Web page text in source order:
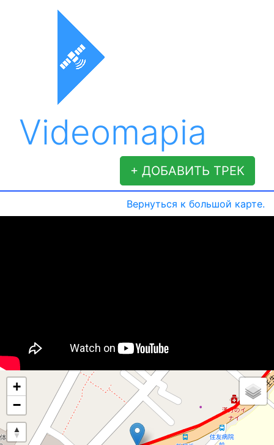
Videomapia
+ ДОБАВИТЬ ТРЕК
Вернуться к большой карте.
+
−